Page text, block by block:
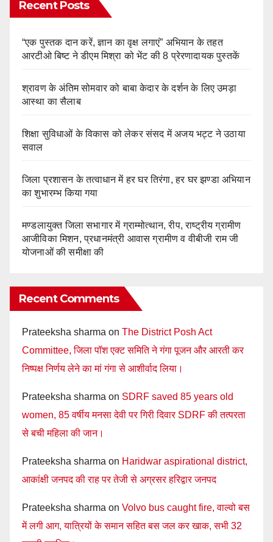
Recent Posts
“एक पुस्तक दान करें, ज्ञान का वृक्ष लगाएं” अभियान के तहत
आरटीओ बिष्ट ने डीएम मिश्रा को भेंट की 8 प्रेरणादायक पुस्तकें
श्रावण के अंतिम सोमवार को बाबा केदार के दर्शन के लिए उमड़ा
आस्था का सैलाब
शिक्षा सुविधाओं के विकास को लेकर संसद में अजय भट्ट ने उठाया
सवाल
जिला प्रशासन के तत्वाधान में हर घर तिरंगा, हर घर झण्डा अभियान
का शुभारम्भ किया गया
मण्डलायुक्त जिला सभागार में ग्राम्मोत्थान, रीप, राष्ट्रीय ग्रामीण
आजीविका मिशन, प्रधानमंत्री आवास ग्रामीण व वीबीजी राम जी
योजनाओं की समीक्षा की
Recent Comments
Prateeksha sharma on The District Posh Act
Committee, जिला पॉश एक्ट समिति ने गंगा पूजन और आरती कर
निष्पक्ष निर्णय लेने का मां गंगा से आशीर्वाद लिया।
Prateeksha sharma on SDRF saved 85 years old
women, 85 वर्षीय मनसा देवी पर गिरी दिवार SDRF की तत्परता
से बची महिला की जान।
Prateeksha sharma on Haridwar aspirational district,
आकांक्षी जनपद की राह पर तेजी से अग्रसर हरिद्वार जनपद
Prateeksha sharma on Volvo bus caught fire, वाल्वो बस
में लगी आग, यात्रियों के समान सहित बस जल कर खाक, सभी 32